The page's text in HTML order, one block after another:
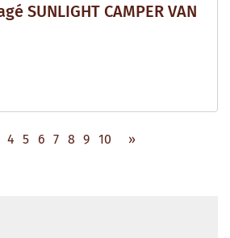
SUNLIGHT CAMPER VAN
4 5 6 7 8 9 10 »